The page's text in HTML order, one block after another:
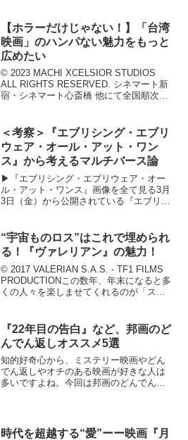
画鑑賞に慣れてきた、そんな方も多いの
ではないでしょうか。確か...
【ホラーだけじゃない！】「台湾
映画」のハンパない魅力をもっと
広めたい
©️ 2023 MACHI XCELSIOR STUDIOS
ALL RIGHTS RESERVED. シネマート新
宿・シネマート心斎橋 他にて全国順次公
画などに比べて...
＜考察＞『エブリシング・エブリ
ウェア・オール・アット・ワン
ス』から考えるマルチバース論
▶︎『エブリシング・エブリウェア・オー
ル・アット・ワンス』画像を全て見る3月
3日（金）から公開されている『エブリシ
ンランドリーを経営する中国系アメリカ
人移民のエヴリンが...
“宇宙ものロス”はこれで埋められ
る！『ヴァレリアン』の魅力！
© 2017 VALERIAN S.A.S. - TF1 FILMS
PRODUCTIONこの数年、年末になると多
くの人々を楽しませてくれるのが「スタ
く『ハン・ソロ』...
『22年目の告白』など、邦画のど
んでん返しオススメ5選
知的好奇心から、ミステリー映画やどん
でん返しやオチのある映画が好きな人は
多いですよね。今回は邦画のどんでん返
伊藤英明、仲村トオルの...
時代を超越する“愛”ーー映画『月